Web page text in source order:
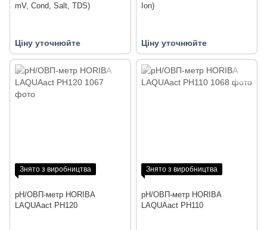
mV, Cond, Salt, TDS)
Ціну уточнюйте
Ion)
Ціну уточнюйте
Знято з виробництва
pH/ОВП-метр HORIBA
LAQUAact PH120
Знято з виробництва
pH/ОВП-метр HORIBA
LAQUAact PH110